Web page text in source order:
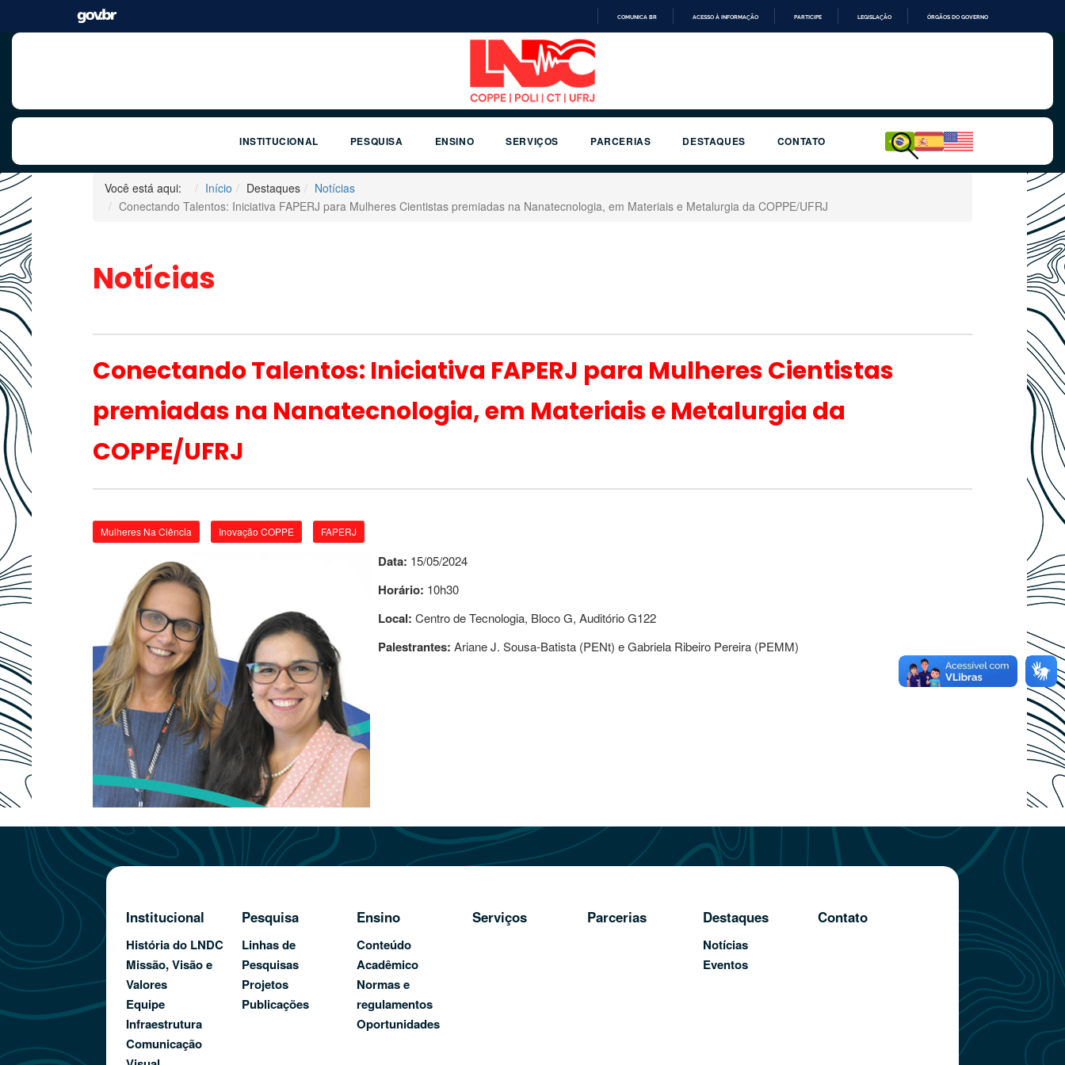
IR
PARA
O
CONTEÚDO
COMUNICA BR ACESSO À INFORMAÇÃO PARTICIPE LEGISLAÇÃO ÓRGÃOS DO GOVERNO
INSTITUCIONAL PESQUISA ENSINO SERVIÇOS PARCERIAS DESTAQUES CONTATO
Você está aqui: Início Destaques
Notícias
Conectando Talentos: Iniciativa FAPERJ para Mulheres Cientistas premiadas na Nanatecnologia, em Materiais e Metalurgia da COPPE/UFRJ
Notícias
Conectando Talentos: Iniciativa FAPERJ para Mulheres Cientistas
premiadas na Nanatecnologia, em Materiais e Metalurgia da
COPPE/UFRJ
Mulheres Na Ciência Inovação COPPE FAPERJ
Data: 15/05/2024
Horário: 10h30
Local: Centro de Tecnologia, Bloco G, Auditório G122
Palestrantes: Ariane J. Sousa-Batista (PENt) e Gabriela Ribeiro Pereira (PEMM)
Institucional
História do LNDC
Missão, Visão e
Valores
Equipe
Infraestrutura
Comunicação
Pesquisa
Linhas de
Pesquisas
Projetos
Publicações
Ensino
Conteúdo
Acadêmico
Normas e
regulamentos
Oportunidades
Serviços Parcerias Destaques
Notícias
Eventos
Contato